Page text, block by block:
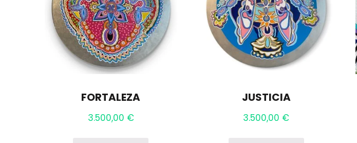
FORTALEZA
3.500,00 €
JUSTICIA
3.500,00 €